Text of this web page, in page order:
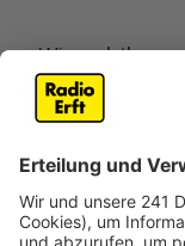
Wie geht's
Anzeige
Wie läuft so ein
ab? Was muss
ich alles